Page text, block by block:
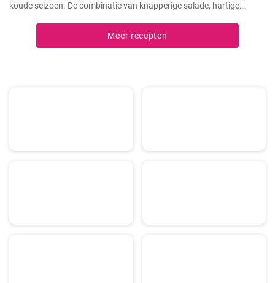
koude seizoen. De combinatie van knapperige salade, hartige
buitengewone smaakervaring, maar is ook een visueel hoogtepunt.
Ik heb dit recept al zo vaak gemaakt voor mijn familie en vrienden en
het krijgt altijd lovende kritieken.
Meer recepten